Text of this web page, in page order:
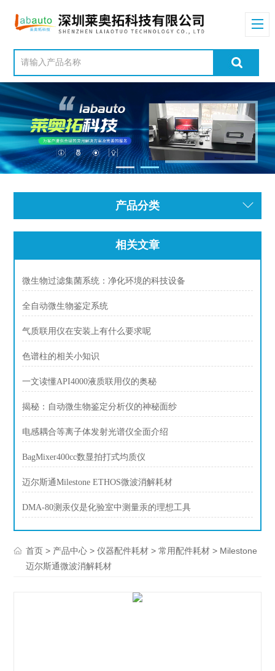
产品分类
相关文章
微生物过滤集菌系统：净化环境的科技设备
全自动微生物鉴定系统
气质联用仪在安装上有什么要求呢
色谱柱的相关小知识
一文读懂API4000液质联用仪的奥秘
揭秘：自动微生物鉴定分析仪的神秘面纱
电感耦合等离子体发射光谱仪全面介绍
BagMixer400cc数显拍打式均质仪
迈尔斯通Milestone ETHOS微波消解耗材
DMA-80测汞仪是化验室中测量汞的理想工具
首页 > 产品中心 >仪器配件耗材 >常用配件耗材 > Milestone
迈尔斯通微波消解耗材